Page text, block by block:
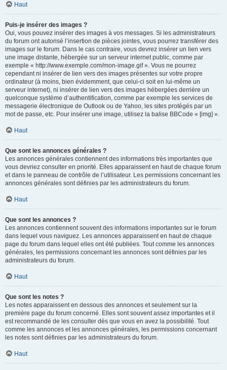
Haut
Puis-je insérer des images ?
Oui, vous pouvez insérer des images à vos messages. Si les administrateurs
du forum ont autorisé l’insertion de pièces jointes, vous pourrez transférer des
images sur le forum. Dans le cas contraire, vous devrez insérer un lien vers
une image distante, hébergée sur un serveur internet public, comme par
exemple « http://www.exemple.com/mon-image.gif ». Vous ne pourrez
cependant ni insérer de lien vers des images présentes sur votre propre
ordinateur (à moins, bien évidemment, que celui-ci soit en lui-même un
serveur internet), ni insérer de lien vers des images hébergées derrière un
quelconque système d’authentification, comme par exemple les services de
messagerie électronique de Outlook ou de Yahoo, les sites protégés par un
mot de passe, etc. Pour insérer une image, utilisez la balise BBCode « [img] ».
Haut
Que sont les annonces générales ?
Les annonces générales contiennent des informations très importantes que
vous devriez consulter en priorité. Elles apparaissent en haut de chaque forum
et dans le panneau de contrôle de l’utilisateur. Les permissions concernant les
annonces générales sont définies par les administrateurs du forum.
Haut
Que sont les annonces ?
Les annonces contiennent souvent des informations importantes sur le forum
dans lequel vous naviguez. Les annonces apparaissent en haut de chaque
page du forum dans lequel elles ont été publiées. Tout comme les annonces
générales, les permissions concernant les annonces sont définies par les
administrateurs du forum.
Haut
Que sont les notes ?
Les notes apparaissent en dessous des annonces et seulement sur la
première page du forum concerné. Elles sont souvent assez importantes et il
est recommandé de les consulter dès que vous en avez la possibilité. Tout
comme les annonces et les annonces générales, les permissions concernant
les notes sont définies par les administrateurs du forum.
Haut